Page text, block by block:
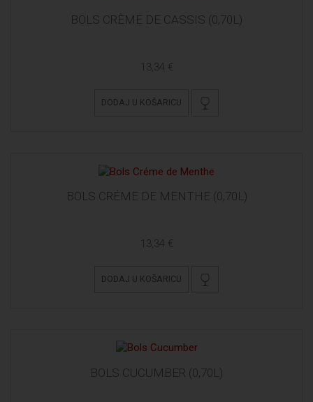
BOLS CRÈME DE CASSIS (0,70L)
13,34 €
DODAJ U KOŠARICU
BOLS CRÉME DE MENTHE (0,70L)
13,34 €
DODAJ U KOŠARICU
BOLS CUCUMBER (0,70L)